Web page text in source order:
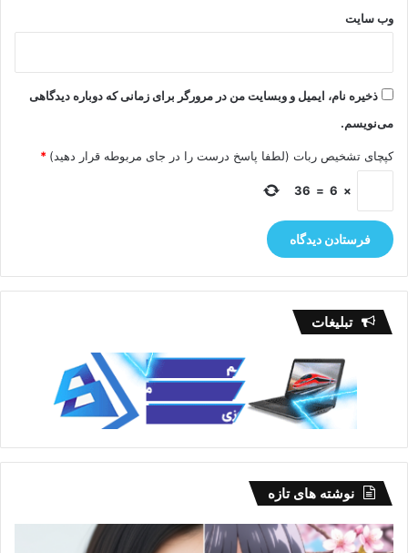
وب‌ سایت
ذخیره نام، ایمیل و وبسایت من در مرورگر برای زمانی که دوباره دیدگاهی
می‌نویسم.
کپچای تشخیص ربات (لطفا پاسخ درست را در جای مربوطه قرار دهید) *
×
6
=
36
تبلیغات
نوشته های تازه